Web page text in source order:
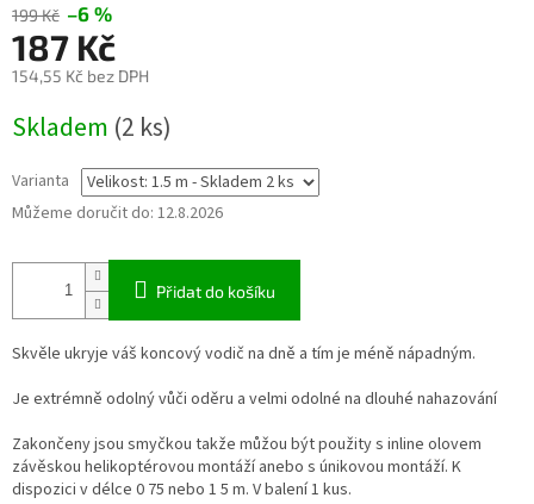
199 Kč –6 %
187 Kč
154,55 Kč bez DPH
cena:
Skladem (2 ks)
Varianta
Můžeme doručit do: 12.8.2026
Přidat do košíku
Skvěle ukryje váš koncový vodič na dně a tím je méně nápadným.
Je extrémně odolný vůči oděru a velmi odolné na dlouhé nahazování
Zakončeny jsou smyčkou takže můžou být použity s inline olovem
závěskou helikoptérovou montáží anebo s únikovou montáží. K
dispozici v délce 0 75 nebo 1 5 m. V balení 1 kus.